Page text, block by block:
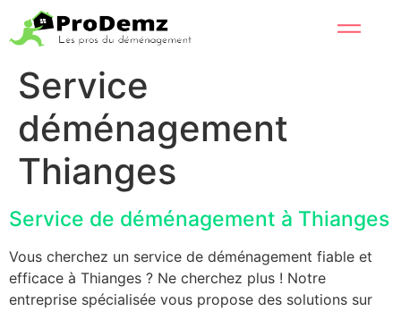
Service
déménagement
Thianges
Service de déménagement à Thianges
Vous cherchez un service de déménagement fiable et
efficace à Thianges ? Ne cherchez plus ! Notre
entreprise spécialisée vous propose des solutions sur